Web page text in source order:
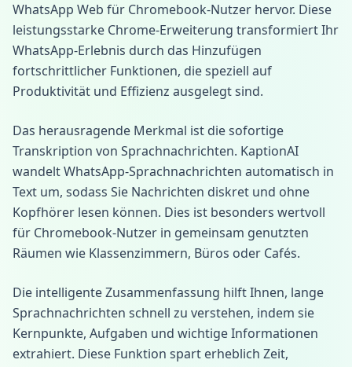
WhatsApp Web für Chromebook-Nutzer hervor. Diese
leistungsstarke Chrome-Erweiterung transformiert Ihr
WhatsApp-Erlebnis durch das Hinzufügen
fortschrittlicher Funktionen, die speziell auf
Produktivität und Effizienz ausgelegt sind.
Das herausragende Merkmal ist die sofortige
Transkription von Sprachnachrichten. KaptionAI
wandelt WhatsApp-Sprachnachrichten automatisch in
Text um, sodass Sie Nachrichten diskret und ohne
Kopfhörer lesen können. Dies ist besonders wertvoll
für Chromebook-Nutzer in gemeinsam genutzten
Räumen wie Klassenzimmern, Büros oder Cafés.
Die intelligente Zusammenfassung hilft Ihnen, lange
Sprachnachrichten schnell zu verstehen, indem sie
Kernpunkte, Aufgaben und wichtige Informationen
extrahiert. Diese Funktion spart erheblich Zeit,